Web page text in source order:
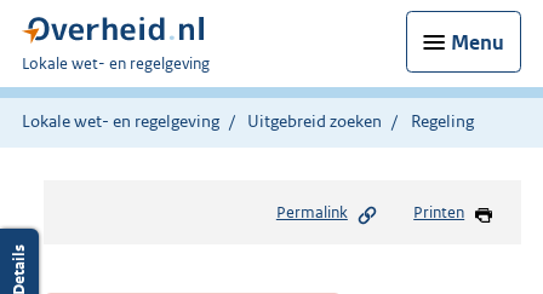
Menu
U
bent
hier:
Lokale wet- en regelgeving
Lokale wet- en regelgeving Uitgebreid zoeken Regeling
Permalink Printen